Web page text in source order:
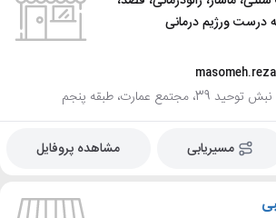
درست ورژیم درمانی
عمارت، طبقه پنجم
مسیریابی مشاهده پروفایل